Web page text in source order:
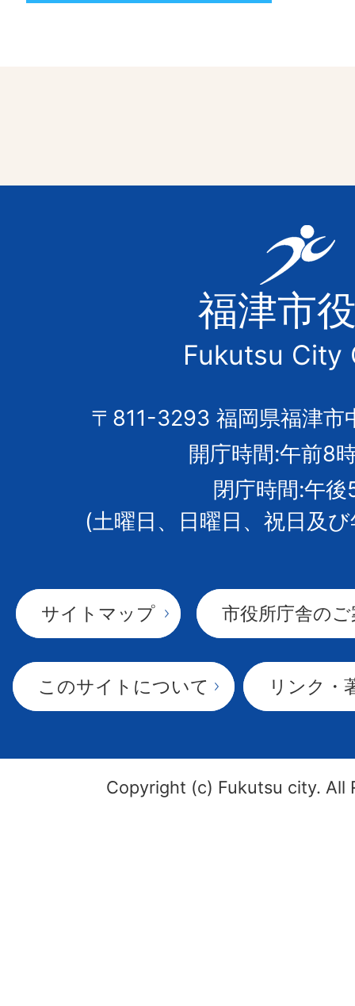
福
津
市
の
市
章
福津市
Fukutsu City
〒811-3293 福岡県福津市
開庁時間:午前8
閉庁時間:午後
(土曜日、日曜日、祝日及
サイトマップ 市役所庁舎の
このサイトについて リンク・
Copyright (c) Fukutsu city. All